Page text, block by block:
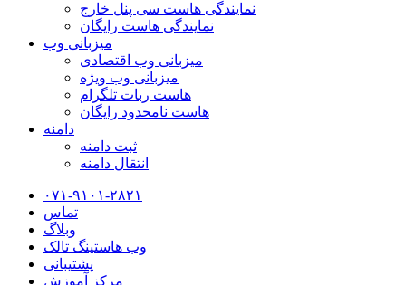
نمایندگی هاست سی پنل خارج
نمایندگی هاست رایگان
میزبانی وب
میزبانی وب اقتصادی
میزبانی وب ویژه
هاست ربات تلگرام
هاست نامحدود رایگان
دامنه
ثبت دامنه
انتقال دامنه
۰۷۱-۹۱۰۱-۲۸۲۱
تماس
وبلاگ
وب هاستینگ تالک
پشتیبانی
مرکز آموزش